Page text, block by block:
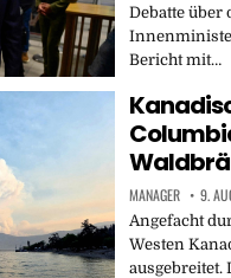
Debatte über
Bericht mit…
MANAGER 9.
Angefacht
Westen